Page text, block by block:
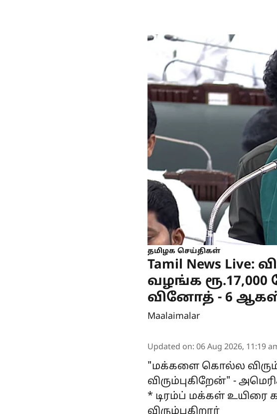
தமிழக செய்திகள்
Tamil News
வழங்க
வினோத் - 6
Maalaimalar
Updated on: 06 Aug 2026, 11:19
"மக்களை கொல்ல
விரும்புகிறேன்" -
* டிரம்ப் மக்கள் உயிரை
விரும்புகிறார்